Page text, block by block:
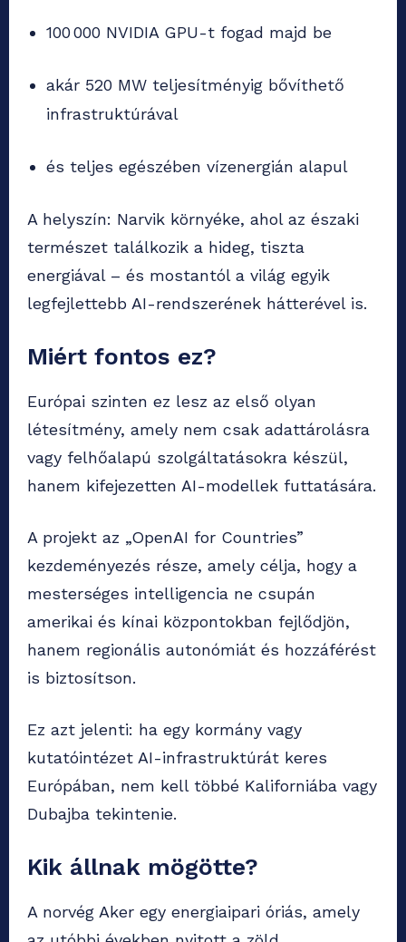
100 000 NVIDIA GPU-t fogad majd be
akár 520 MW teljesítményig bővíthető
infrastruktúrával
és teljes egészében vízenergián alapul
A helyszín: Narvik környéke, ahol az északi
természet találkozik a hideg, tiszta
energiával – és mostantól a világ egyik
legfejlettebb AI-rendszerének hátterével is.
Miért fontos ez?
Európai szinten ez lesz az első olyan
létesítmény, amely nem csak adattárolásra
vagy felhőalapú szolgáltatásokra készül,
hanem kifejezetten AI-modellek futtatására.
A projekt az „OpenAI for Countries”
kezdeményezés része, amely célja, hogy a
mesterséges intelligencia ne csupán
amerikai és kínai központokban fejlődjön,
hanem regionális autonómiát és hozzáférést
is biztosítson.
Ez azt jelenti: ha egy kormány vagy
kutatóintézet AI-infrastruktúrát keres
Európában, nem kell többé Kaliforniába vagy
Dubajba tekintenie.
Kik állnak mögötte?
A norvég Aker egy energiaipari óriás, amely